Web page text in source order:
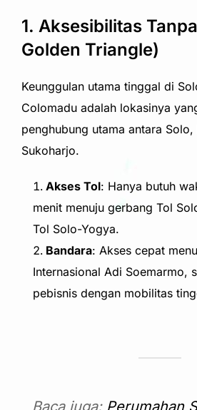
1. Aksesibilitas
Golden Triangle)
Keunggulan utama tinggal di
Colomadu adalah lokasinya
penghubung utama antara
Sukoharjo.
Akses Tol: Hanya butuh
menit menuju gerbang Tol
Tol Solo-Yogya.
Bandara: Akses cepat
Internasional Adi Soemarmo,
pebisnis dengan mobilitas
Baca juga: Perumahan